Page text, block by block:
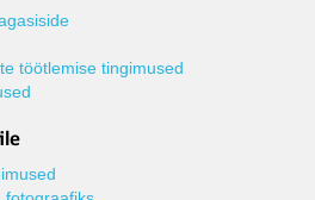
töötlemise tingimused